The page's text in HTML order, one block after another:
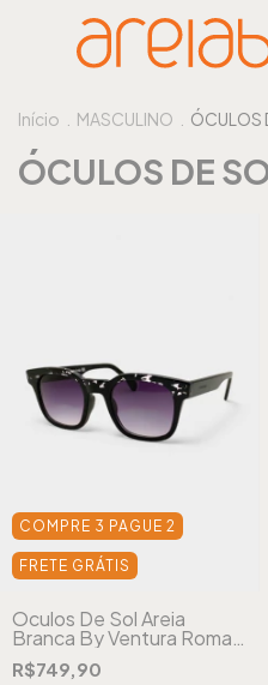
Início MASCULINO ÓCULOS
ÓCULOS DE
COMPRE 3 PAGUE 2
FRETE GRÁTIS
Óculos De Sol Areia
Branca By Ventura Roma
Tartaruga Preto
R$749,90